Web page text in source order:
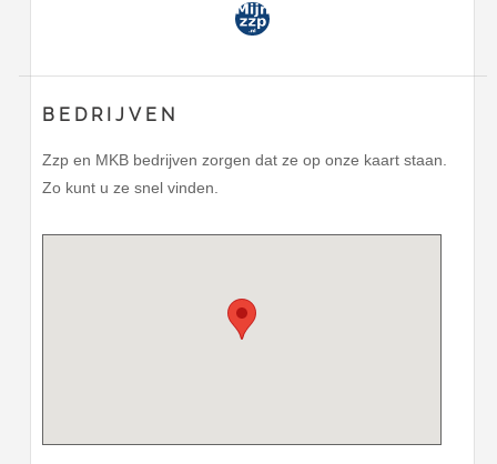
BEDRIJVEN
Zzp en MKB bedrijven zorgen dat ze op onze kaart staan.
Zo kunt u ze snel vinden.